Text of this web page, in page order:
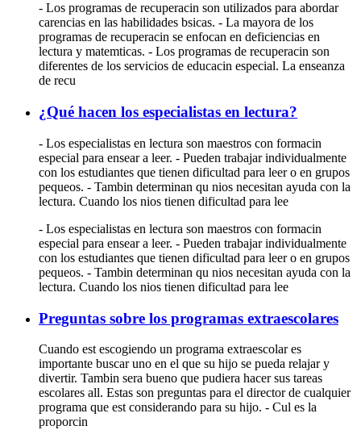
- Los programas de recuperacin son utilizados para abordar
carencias en las habilidades bsicas. - La mayora de los
programas de recuperacin se enfocan en deficiencias en
lectura y matemticas. - Los programas de recuperacin son
diferentes de los servicios de educacin especial. La enseanza
de recu
¿Qué hacen los especialistas en lectura?
- Los especialistas en lectura son maestros con formacin
especial para ensear a leer. - Pueden trabajar individualmente
con los estudiantes que tienen dificultad para leer o en grupos
pequeos. - Tambin determinan qu nios necesitan ayuda con la
lectura. Cuando los nios tienen dificultad para lee
- Los especialistas en lectura son maestros con formacin
especial para ensear a leer. - Pueden trabajar individualmente
con los estudiantes que tienen dificultad para leer o en grupos
pequeos. - Tambin determinan qu nios necesitan ayuda con la
lectura. Cuando los nios tienen dificultad para lee
Preguntas sobre los programas extraescolares
Cuando est escogiendo un programa extraescolar es
importante buscar uno en el que su hijo se pueda relajar y
divertir. Tambin sera bueno que pudiera hacer sus tareas
escolares all. Estas son preguntas para el director de cualquier
programa que est considerando para su hijo. - Cul es la
proporcin